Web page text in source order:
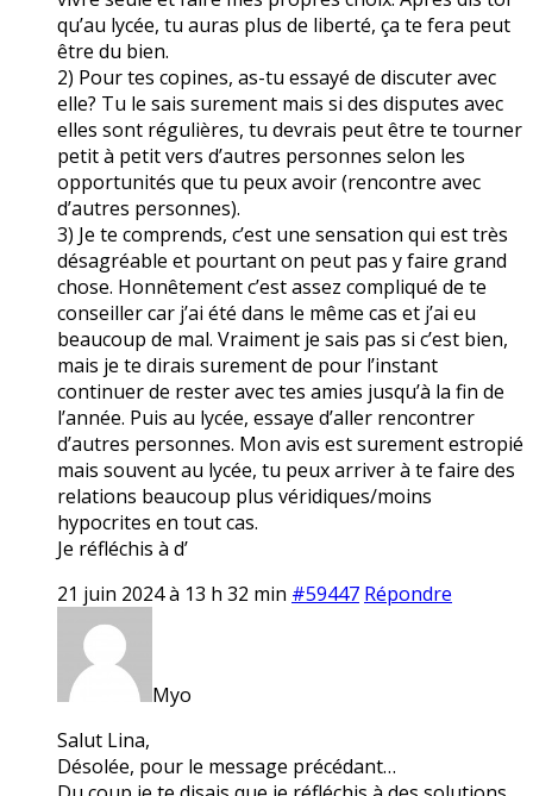
qu’au lycée, tu auras plus de liberté, ça te fera peut
être du bien.
2) Pour tes copines, as-tu essayé de discuter avec
elle? Tu le sais surement mais si des disputes avec
elles sont régulières, tu devrais peut être te tourner
petit à petit vers d’autres personnes selon les
opportunités que tu peux avoir (rencontre avec
d’autres personnes).
3) Je te comprends, c’est une sensation qui est très
désagréable et pourtant on peut pas y faire grand
chose. Honnêtement c’est assez compliqué de te
conseiller car j’ai été dans le même cas et j’ai eu
beaucoup de mal. Vraiment je sais pas si c’est bien,
mais je te dirais surement de pour l’instant
continuer de rester avec tes amies jusqu’à la fin de
l’année. Puis au lycée, essaye d’aller rencontrer
d’autres personnes. Mon avis est surement estropié
mais souvent au lycée, tu peux arriver à te faire des
relations beaucoup plus véridiques/moins
hypocrites en tout cas.
Je réfléchis à d’
21 juin 2024 à 13 h 32 min #59447 Répondre
Myo
Salut Lina,
Désolée, pour le message précédant…